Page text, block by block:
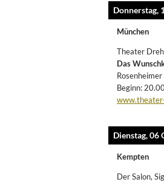
Donnerstag,
München
Theater
Das
Beginn:
Dienstag, 06
Kempten
Der Salon,